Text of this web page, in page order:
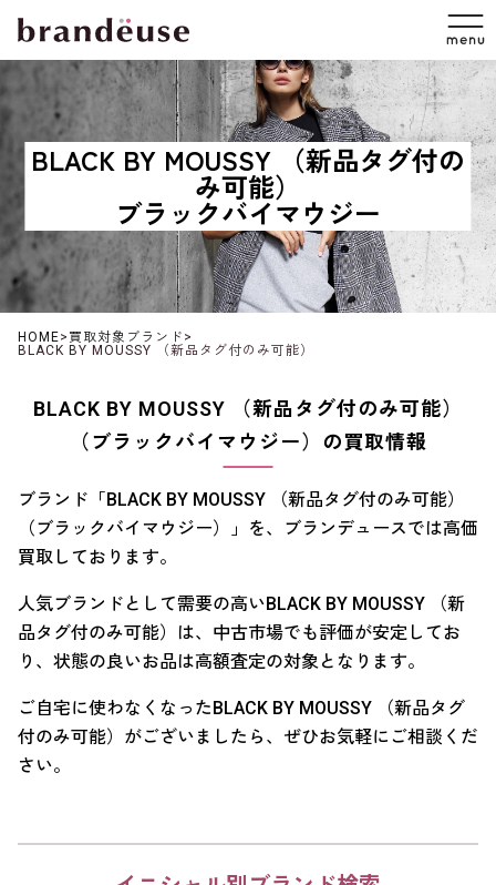
BLACK BY MOUSSY （新品タグ付の
み可能）
ブラックバイマウジー
HOME> 買取対象ブランド >
BLACK BY MOUSSY （新品タグ付のみ可能）
BLACK BY MOUSSY （新品タグ付のみ可能）
（ブラックバイマウジー）の買取情報
ブランド「BLACK BY MOUSSY （新品タグ付のみ可能）
（ブラックバイマウジー）」を、ブランデュースでは高価
買取しております。
人気ブランドとして需要の高いBLACK BY MOUSSY （新
品タグ付のみ可能）は、中古市場でも評価が安定してお
り、状態の良いお品は高額査定の対象となります。
ご自宅に使わなくなったBLACK BY MOUSSY （新品タグ
付のみ可能）がございましたら、ぜひお気軽にご相談くだ
さい。